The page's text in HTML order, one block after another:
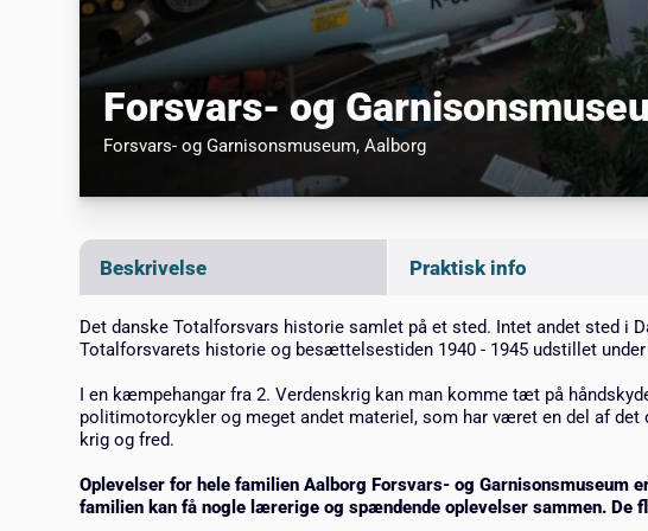
Forsvars- og
Forsvars- og Garnisonsmuseum, Aalborg
Beskrivelse Praktisk info
Det danske Totalforsvars historie samlet på et sted. Intet andet sted i
Totalforsvarets historie og besættelsestiden 1940 - 1945 udstillet
I en kæmpehangar fra 2. Verdenskrig kan man komme tæt på
politimotorcykler og meget andet materiel, som har været en del af det
krig og fred.
Oplevelser for hele familien Aalborg Forsvars- og Garnisonsmuseum
familien kan få nogle lærerige og spændende oplevelser sammen. De